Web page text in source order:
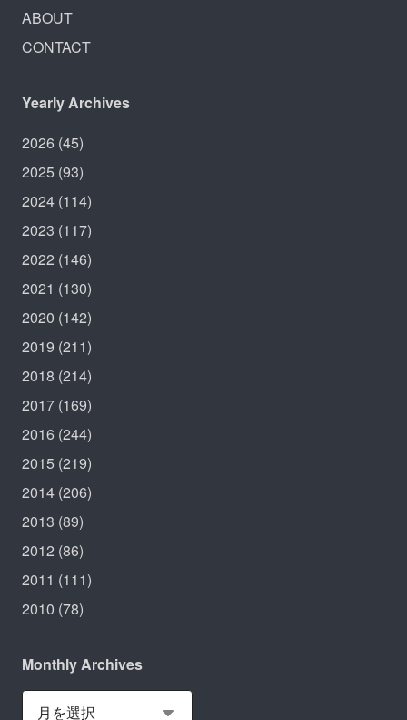
ABOUT
CONTACT
Yearly Archives
2026 (45)
2025 (93)
2024 (114)
2023 (117)
2022 (146)
2021 (130)
2020 (142)
2019 (211)
2018 (214)
2017 (169)
2016 (244)
2015 (219)
2014 (206)
2013 (89)
2012 (86)
2011 (111)
2010 (78)
Monthly Archives